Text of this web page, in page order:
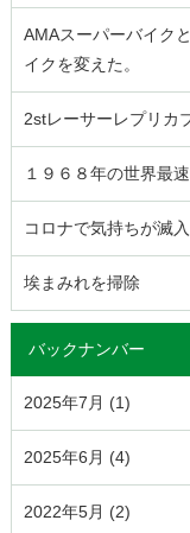
AMAスーパーバイク
イクを変えた。
2stレーサーレプリカ
１９６８年の世界最
コロナで気持ちが滅
埃まみれを掃除
バックナンバー
2025年7月 (1)
2025年6月 (4)
2022年5月 (2)